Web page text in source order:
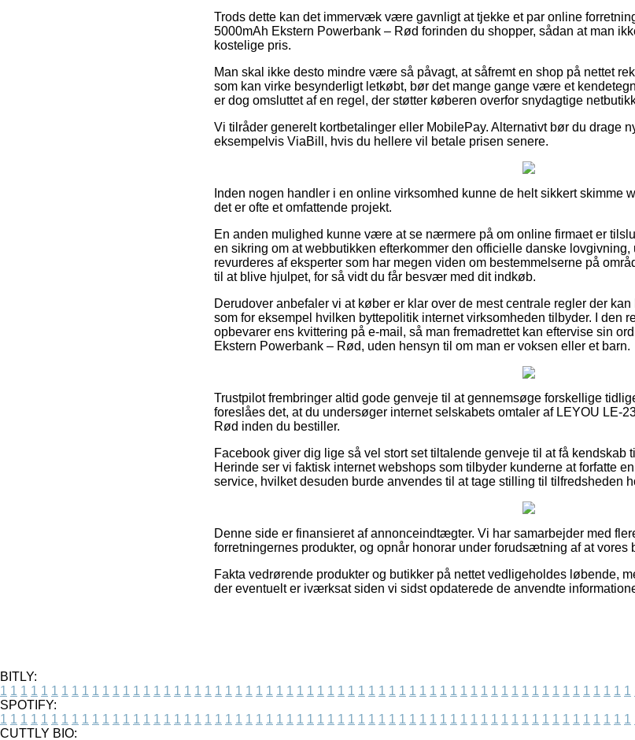
Trods dette kan det immervæk være gavnligt at tjekke et par online
5000mAh Ekstern Powerbank – Rød forinden du shopper, sådan at man
kostelige pris.
Man skal ikke desto mindre være så påvagt, at såfremt en shop på nettet
som kan virke besynderligt letkøbt, bør det mange gange være et
er dog omsluttet af en regel, der støtter køberen overfor snydagtige
Vi tilråder generelt kortbetalinger eller MobilePay. Alternativt bør du drage
eksempelvis ViaBill, hvis du hellere vil betale prisen senere.
Inden nogen handler i en online virksomhed kunne de helt sikkert skimme
det er ofte et omfattende projekt.
En anden mulighed kunne være at se nærmere på om online firmaet er
en sikring om at webbutikken efterkommer den officielle danske
revurderes af eksperter som har megen viden om bestemmelserne på
til at blive hjulpet, for så vidt du får besvær med dit indkøb.
Derudover anbefaler vi at køber er klar over de mest centrale regler der
som for eksempel hvilken byttepolitik internet virksomheden tilbyder. I den
opbevarer ens kvittering på e-mail, så man fremadrettet kan eftervise sin
Ekstern Powerbank – Rød, uden hensyn til om man er voksen eller et barn.
Trustpilot frembringer altid gode genveje til at gennemsøge forskellige
foreslåes det, at du undersøger internet selskabets omtaler af LEYOU LE-
Rød inden du bestiller.
Facebook giver dig lige så vel stort set tiltalende genveje til at få kendskab
Herinde ser vi faktisk internet webshops som tilbyder kunderne at forfatte
service, hvilket desuden burde anvendes til at tage stilling til tilfredsheden
Denne side er finansieret af annonceindtægter. Vi har samarbejder med
forretningernes produkter, og opnår honorar under forudsætning af at vores
Fakta vedrørende produkter og butikker på nettet vedligeholdes løbende,
der eventuelt er iværksat siden vi sidst opdaterede de anvendte
BITLY:
1 1 1 1 1 1 1 1 1 1 1 1 1 1 1 1 1 1 1 1 1 1 1 1 1 1 1 1 1 1 1 1 1 1 1 1 1 1 1 1 1 1 1 1 1 1 1 1 1 1 1 1 1 1 1 1 1 1 1 1 1 1
SPOTIFY:
1 1 1 1 1 1 1 1 1 1 1 1 1 1 1 1 1 1 1 1 1 1 1 1 1 1 1 1 1 1 1 1 1 1 1 1 1 1 1 1 1 1 1 1 1 1 1 1 1 1 1 1 1 1 1 1 1 1 1 1 1 1
CUTTLY BIO: